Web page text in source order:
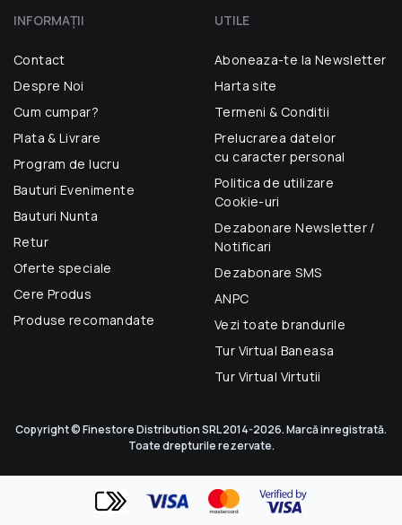
INFORMAŢII
Contact
Despre Noi
Cum cumpar?
Plata & Livrare
Program de lucru
Bauturi Evenimente
Bauturi Nunta
Retur
Oferte speciale
Cere Produs
Produse recomandate
UTILE
Aboneaza-te la Newsletter
Harta site
Termeni & Conditii
Prelucrarea datelor
cu caracter personal
Politica de utilizare
Cookie-uri
Dezabonare Newsletter /
Notificari
Dezabonare SMS
ANPC
Vezi toate brandurile
Tur Virtual Baneasa
Tur Virtual Virtutii
Copyright © Finestore Distribution SRL 2014-2026. Marcă inregistrată.
Toate drepturile rezervate.